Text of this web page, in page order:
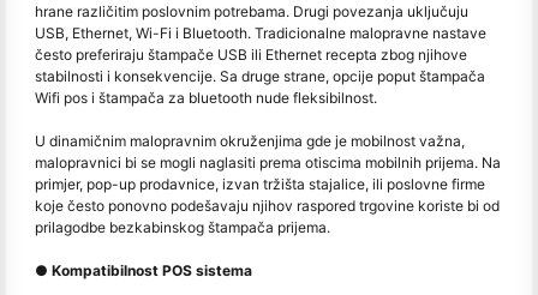
hrane različitim poslovnim potrebama. Drugi povezanja uključuju
USB, Ethernet, Wi-Fi i Bluetooth. Tradicionalne malopravne nastave
često preferiraju štampače USB ili Ethernet recepta zbog njihove
stabilnosti i konsekvencije. Sa druge strane, opcije poput štampača
Wifi pos i štampača za bluetooth nude fleksibilnost.
U dinamičnim malopravnim okruženjima gde je mobilnost važna,
malopravnici bi se mogli naglasiti prema otiscima mobilnih prijema. Na
primjer, pop-up prodavnice, izvan tržišta stajalice, ili poslovne firme
koje često ponovno podešavaju njihov raspored trgovine koriste bi od
prilagodbe bezkabinskog štampača prijema.
● Kompatibilnost POS sistema